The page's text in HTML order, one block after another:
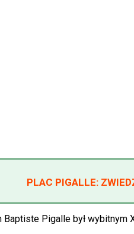
PLAC PIGALLE:
Baptiste Pigalle był wybitnym